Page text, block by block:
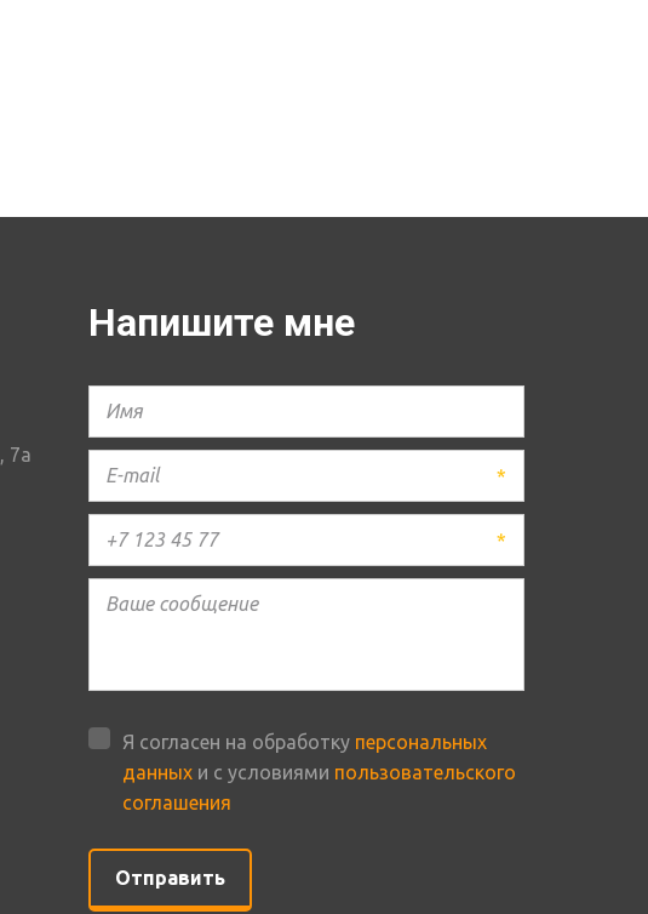
, 7а
Напишите мне
*
*
Я согласен на обработку персональных
данных и с условиями пользовательского
соглашения
Отправить